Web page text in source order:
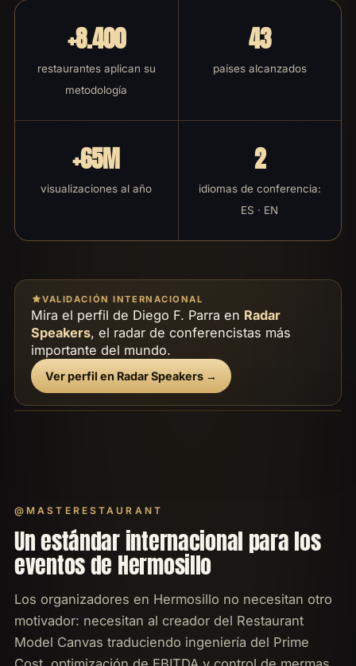
+8.400
restaurantes aplican su
metodología
43
países alcanzados
+65M
visualizaciones al año
2
idiomas de conferencia:
ES · EN
VALIDACIÓN INTERNACIONAL
Mira el perfil de Diego F. Parra en Radar
Speakers, el radar de conferencistas más
importante del mundo.
Ver perfil en Radar Speakers →
@MASTERESTAURANT
Un estándar internacional para los
eventos de Hermosillo
Los organizadores en Hermosillo no necesitan otro
motivador: necesitan al creador del Restaurant
Model Canvas traduciendo ingeniería del Prime